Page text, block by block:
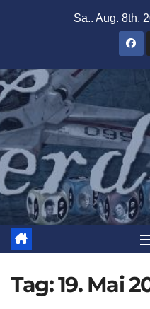
Sa.. Aug. 8th,
Tag:19. Mai